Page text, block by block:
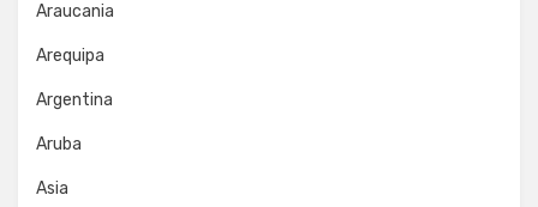
Araucania
Arequipa
Argentina
Aruba
Asia